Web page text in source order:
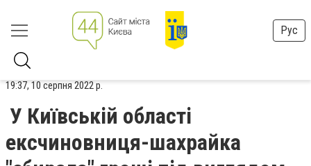
Рус
19:37, 10 серпня 2022 р.
У Київській області
ексчиновниця-шахрайка